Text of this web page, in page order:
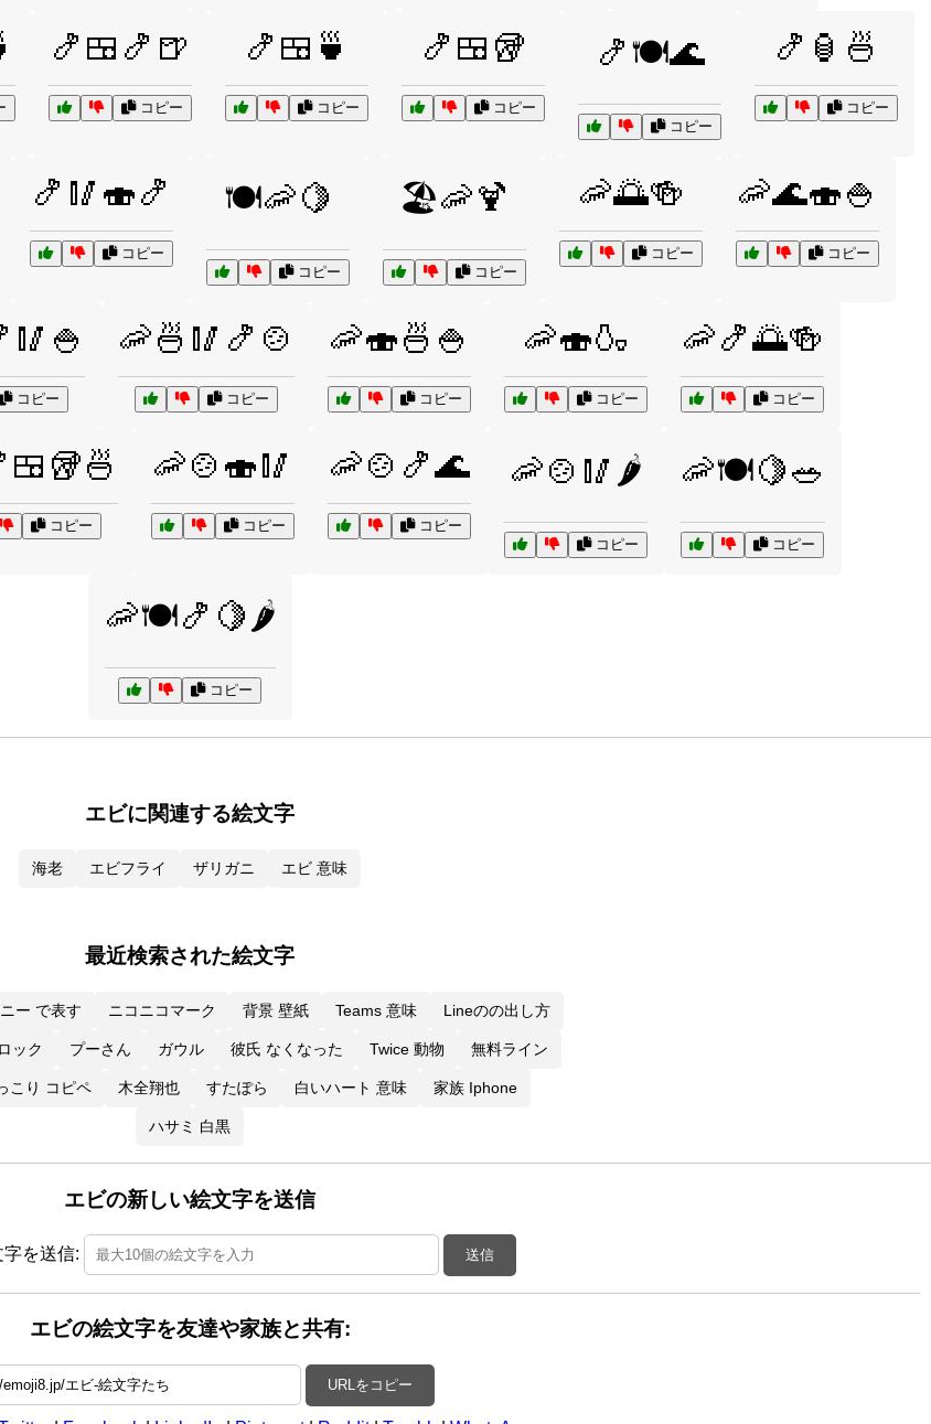
🍤🍱🍤🍺
コピー
🍤🍱🍵
コピー
🍤🍱🥡
コピー
🍤🍽️🌊
コピー
🍤🏮🍜
コピー
🍤🥢🍣🍤
コピー
🍽️🦐🍋
コピー
🏖️🦐🍹
コピー
🦐🌅🍻
コピー
🦐🌊🍣🍚
コピー
コピー
🦐🍜🥢🍤🍲
コピー
🦐🍣🍜🍚
コピー
🦐🍣🍶
コピー
🦐🍤🌅🍻
コピー
コピー
🦐🍲🍣🥢
コピー
🦐🍲🍤🌊
コピー
🦐🍲🥢🌶️
コピー
🦐🍽️🍋🥗
コピー
🦐🍽️🍤🍋🌶️
コピー
エビに関連する絵文字
海老 エビフライ ザリガニ エビ 意味
最近検索された絵文字
ー で表す ニコニコマーク 背景 壁紙 Teams 意味 Lineのの出し方
ック プーさん ガウル 彼氏 なくなった Twice 動物 無料ライン
こり コピペ 木全翔也 すたぽら 白いハート 意味 家族 Iphone
ハサミ 白黒
エビの新しい絵文字を送信
を送信: 送信
エビの絵文字を友達や家族と共有:
URLをコピー